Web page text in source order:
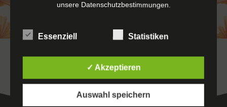
unsere Datenschutzbestimmungen.
Essenziell Statistiken
✓ Akzeptieren
Auswahl speichern